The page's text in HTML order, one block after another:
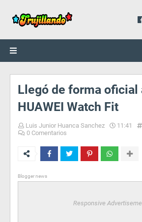
Llegó de forma oficial
HUAWEI Watch Fit
Luis Junior Huanca Sanchez 11:41
0 Comentarios
Blogger news
Responsive